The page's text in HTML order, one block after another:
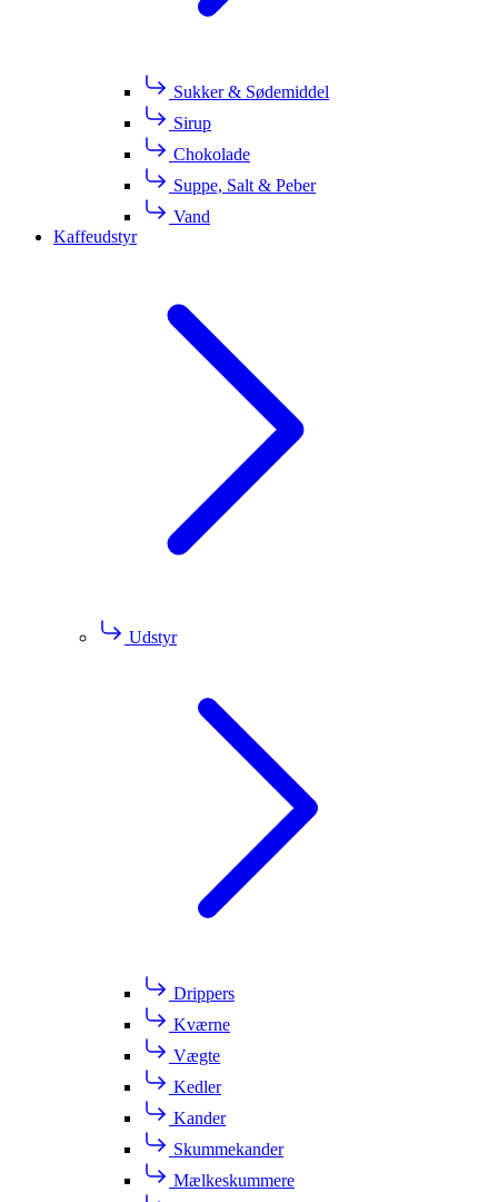
Sukker & Sødemiddel
Sirup
Chokolade
Suppe, Salt & Peber
Vand
Kaffeudstyr
Udstyr
Drippers
Kværne
Vægte
Kedler
Kander
Skummekander
Mælkeskummere